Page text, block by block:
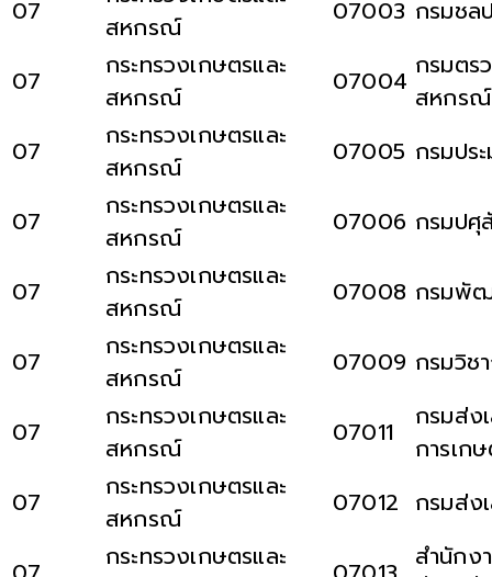
07
สหกรณ์
07003 กรมชล
07
กระทรวงเกษตรและ
สหกรณ์
07004 กรมต
สหกรณ์
07
กระทรวงเกษตรและ
สหกรณ์
07005 กรมปร
07
กระทรวงเกษตรและ
สหกรณ์
07006 กรมปศุ
07
กระทรวงเกษตรและ
สหกรณ์
07008 กรมพั
07
กระทรวงเกษตรและ
สหกรณ์
07009 กรมวิช
07
กระทรวงเกษตรและ
สหกรณ์
07011
กรมส่ง
การเก
07
กระทรวงเกษตรและ
สหกรณ์
07012 กรมส่ง
กระทรวงเกษตรและ
สำนักง